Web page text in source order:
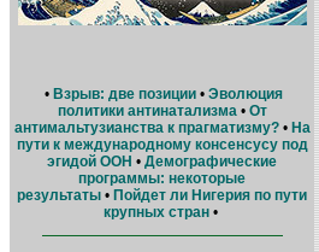
• Взрыв: две позиции • Эволюция
политики антинатализма• От
антимальтузианства к прагматизму?• На
пути к международному консенсусу под
эгидой ООН • Демографические
программы: некоторые
результаты • Пойдет ли Нигерия по пути
крупных стран•